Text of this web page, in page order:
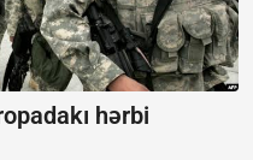
hərbi